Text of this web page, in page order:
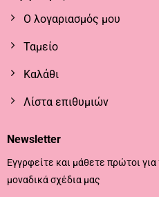
Ο λογαριασμός μου
Ταμείο
Καλάθι
Λίστα επιθυμιών
Newsletter
Εγγρφείτε και μάθετε πρώτοι
μοναδικά σχέδια μας